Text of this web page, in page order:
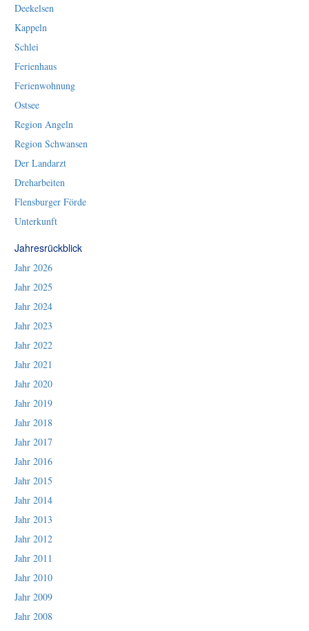
Deekelsen
Kappeln
Schlei
Ferienhaus
Ferienwohnung
Ostsee
Region Angeln
Region Schwansen
Der Landarzt
Dreharbeiten
Flensburger Förde
Unterkunft
Jahresrückblick
Jahr 2026
Jahr 2025
Jahr 2024
Jahr 2023
Jahr 2022
Jahr 2021
Jahr 2020
Jahr 2019
Jahr 2018
Jahr 2017
Jahr 2016
Jahr 2015
Jahr 2014
Jahr 2013
Jahr 2012
Jahr 2011
Jahr 2010
Jahr 2009
Jahr 2008